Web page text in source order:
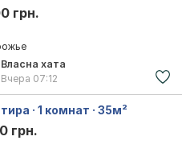
грн.
Власна хата
Вчера 07:12
· 1 комнат · 35м²
грн.